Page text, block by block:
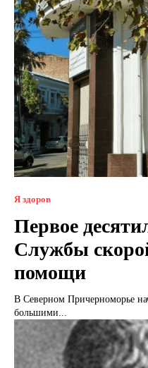
Я здоров
Первое
Службы
помощи
В Северном Причерноморье
большими...